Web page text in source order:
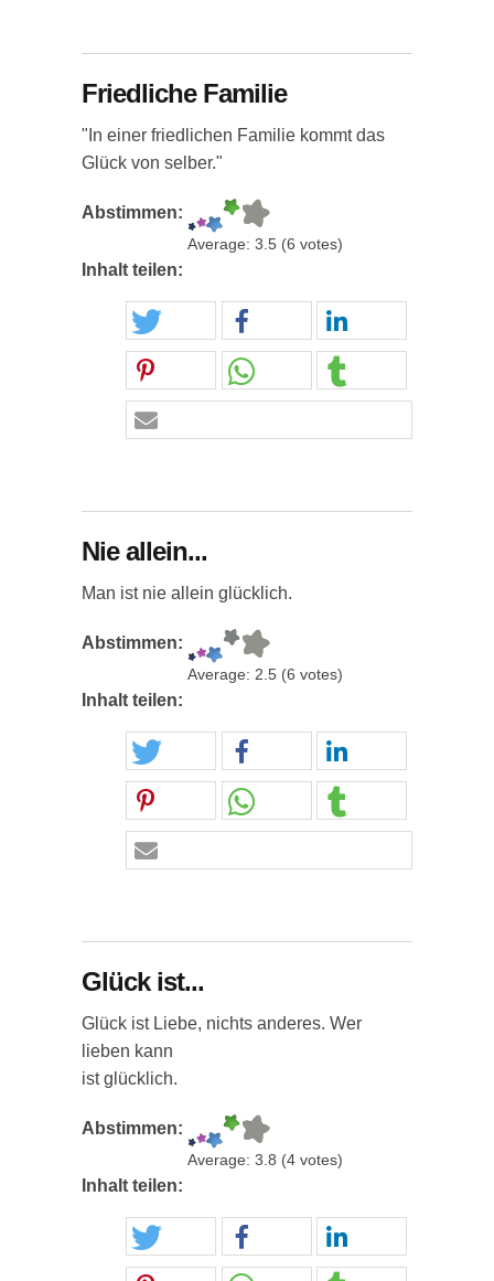
Friedliche Familie
"In einer friedlichen Familie kommt das
Glück von selber."
Abstimmen:
Average: 3.5 (6 votes)
Inhalt teilen:
Nie allein...
Man ist nie allein glücklich.
Abstimmen:
Average: 2.5 (6 votes)
Inhalt teilen:
Glück ist...
Glück ist Liebe, nichts anderes. Wer
lieben kann
ist glücklich.
Abstimmen:
Average: 3.8 (4 votes)
Inhalt teilen: